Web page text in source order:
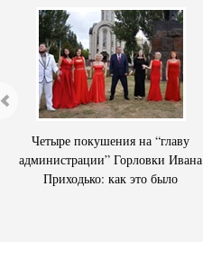
Четыре покушения на “главу
администрации” Горловки Ивана
Приходько: как это было